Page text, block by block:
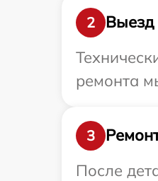
2
Выезд
ремонта
3
После